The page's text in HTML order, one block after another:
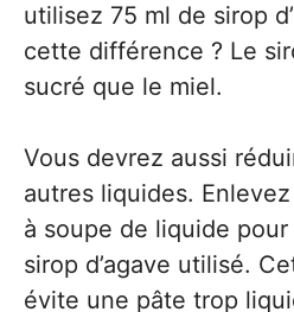
utilisez 75 ml de sirop
cette différence ? Le
sucré que le miel.
Vous devrez aussi
autres liquides.
à soupe de liquide
sirop d’agave utilisé.
évite une pâte trop